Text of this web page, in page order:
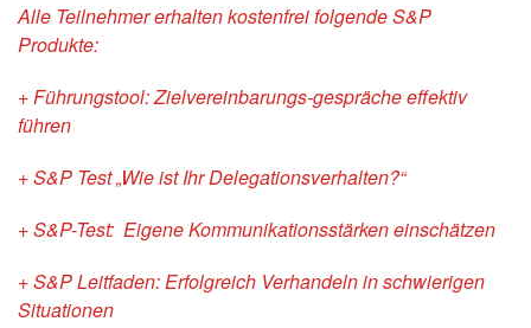
Alle Teilnehmer erhalten kostenfrei folgende S&P
Produkte:
+ Führungstool: Zielvereinbarungs-gespräche effektiv
führen
+ S&P Test „Wie ist Ihr Delegationsverhalten?“
+ S&P-Test: Eigene Kommunikationsstärken einschätzen
+ S&P Leitfaden: Erfolgreich Verhandeln in schwierigen
Situationen